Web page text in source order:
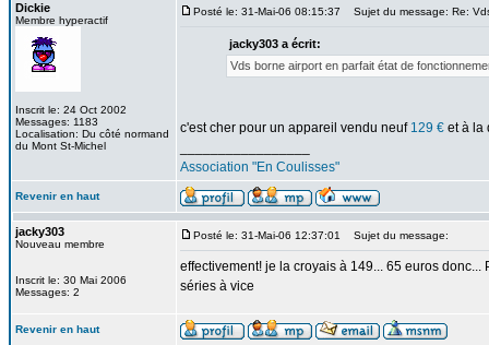
Dickie
Membre hyperactif
Inscrit le: 24 Oct 2002
Messages: 1183
Localisation: Du côté normand
du Mont St-Michel
Posté le: 31-Mai-06 08:15:37 Sujet du message: Re:
jacky303 a écrit:
Vds borne airport en parfait état de
c'est cher pour un appareil vendu neuf 129 € et à la
Association "En Coulisses"
Revenir en haut
jacky303
Nouveau membre
Inscrit le: 30 Mai 2006
Messages: 2
Posté le: 31-Mai-06 12:37:01 Sujet du message:
effectivement! je la croyais à 149... 65 euros
séries à vice
Revenir en haut